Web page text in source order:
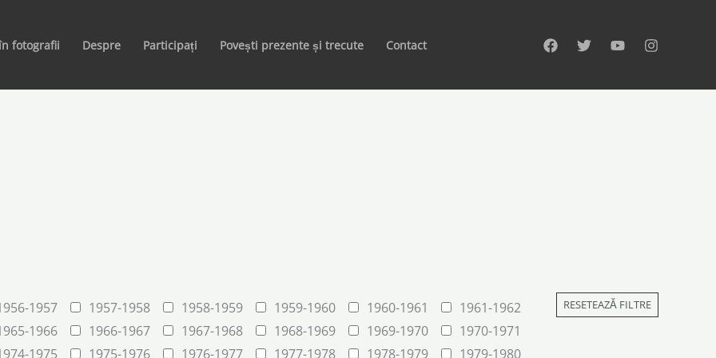
fotografii Despre Participați Povești prezente și trecute Contact
1957 1957-1958 1958-1959 1959-1960 1960-1961
1961-1962
1966 1966-1967 1967-1968 1968-1969 1969-1970
1970-1971
1975 1975-1976 1976-1977 1977-1978 1978-1979
1979-1980
RESETEAZĂ FILTRE